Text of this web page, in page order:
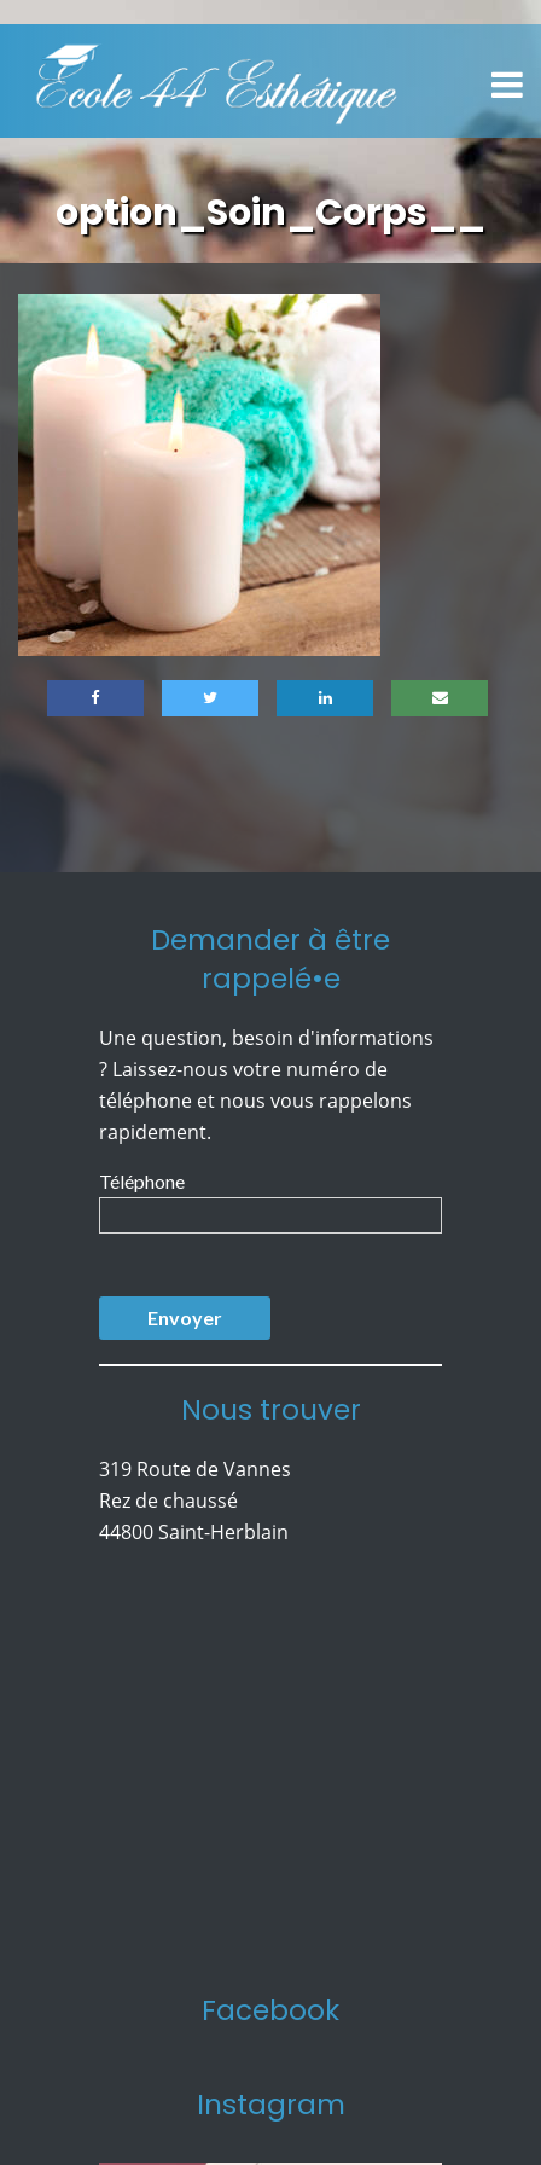
option_Soin_Corps__
Demander à être
rappelé•e
Une question, besoin d'informations
? Laissez-nous votre numéro de
téléphone et nous vous rappelons
rapidement.
Téléphone
Nous trouver
319 Route de Vannes
Rez de chaussé
44800 Saint-Herblain
Facebook
Instagram